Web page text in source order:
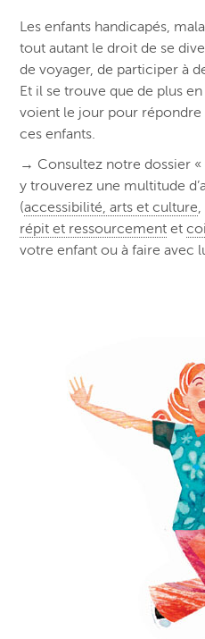
Les enfants handicapés,
tout autant le droit de se
de voyager, de participer à
Et il se trouve que de plus
voient le jour pour répondre
ces enfants.
→ Consultez notre dossier «
y trouverez une multitude
(accessibilité, arts et culture,
répit et ressourcement et
votre enfant ou à faire avec